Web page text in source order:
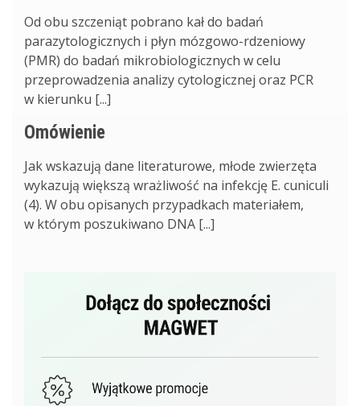
Od obu szczeniąt pobrano kał do badań
parazytologicznych i płyn mózgowo-rdzeniowy
(PMR) do badań mikrobiologicznych w celu
przeprowadzenia analizy cytologicznej oraz PCR
w kierunku [...]
Omówienie
Jak wskazują dane literaturowe, młode zwierzęta
wykazują większą wrażliwość na infekcję E. cuniculi
(4). W obu opisanych przypadkach materiałem,
w którym poszukiwano DNA [...]